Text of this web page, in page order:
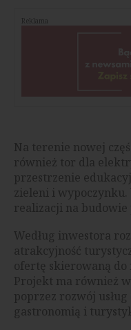
Reklama
Na terenie nowej
również tor dla
przestrzenie
zieleni i
realizacji na budowie
Według inwestora
atrakcyjność
ofertę skierowaną do
Projekt ma również
poprzez rozwój
gastronomią i